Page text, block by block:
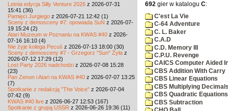
Letnia edycja Silly Venture 2026 z 2026-07-31
15:41 (36)
Pamięci Jurgiego z 2026-07-21 12:42 (1)
Sceny z demosceny #7: opowiada SuN z 2026-07-
19 15:24 (2)
Atari Muzeum w Poznaniu na KWAS #40 z 2026-
07-16 16:10 (4)
Nie żyje kolega Pecuś z 2026-07-13 18:00 (30)
Sceny z demosceny #7 - Grzegorz "Sun" Żyła z
2026-07-12 17:29 (12)
Lost Party 2026 nadchodzi z 2026-07-08 15:28
(23)
Pan Zenon i Atari na KWAS #40 z 2026-07-07 13:25
(7)
Spotkanie z redakcją "The Voice" z 2026-07-04
07:42 (9)
KWAS #40 live z 2026-06-27 12:53 (167)
Spotkanie z grupą USSR z 2026-06-26 19:36 (11)
692 gier w katalogu C:
C'est La Vie
C-64 Adventure
C. L. Baker
C.A.D
C.D. Memory III
C.P.U. Revenge
CAICS Computer Aided
CBS Addition With Carry
CBS Linear Equations
CBS Multiplying
CBS Quadratic Equations
CBS Subtraction